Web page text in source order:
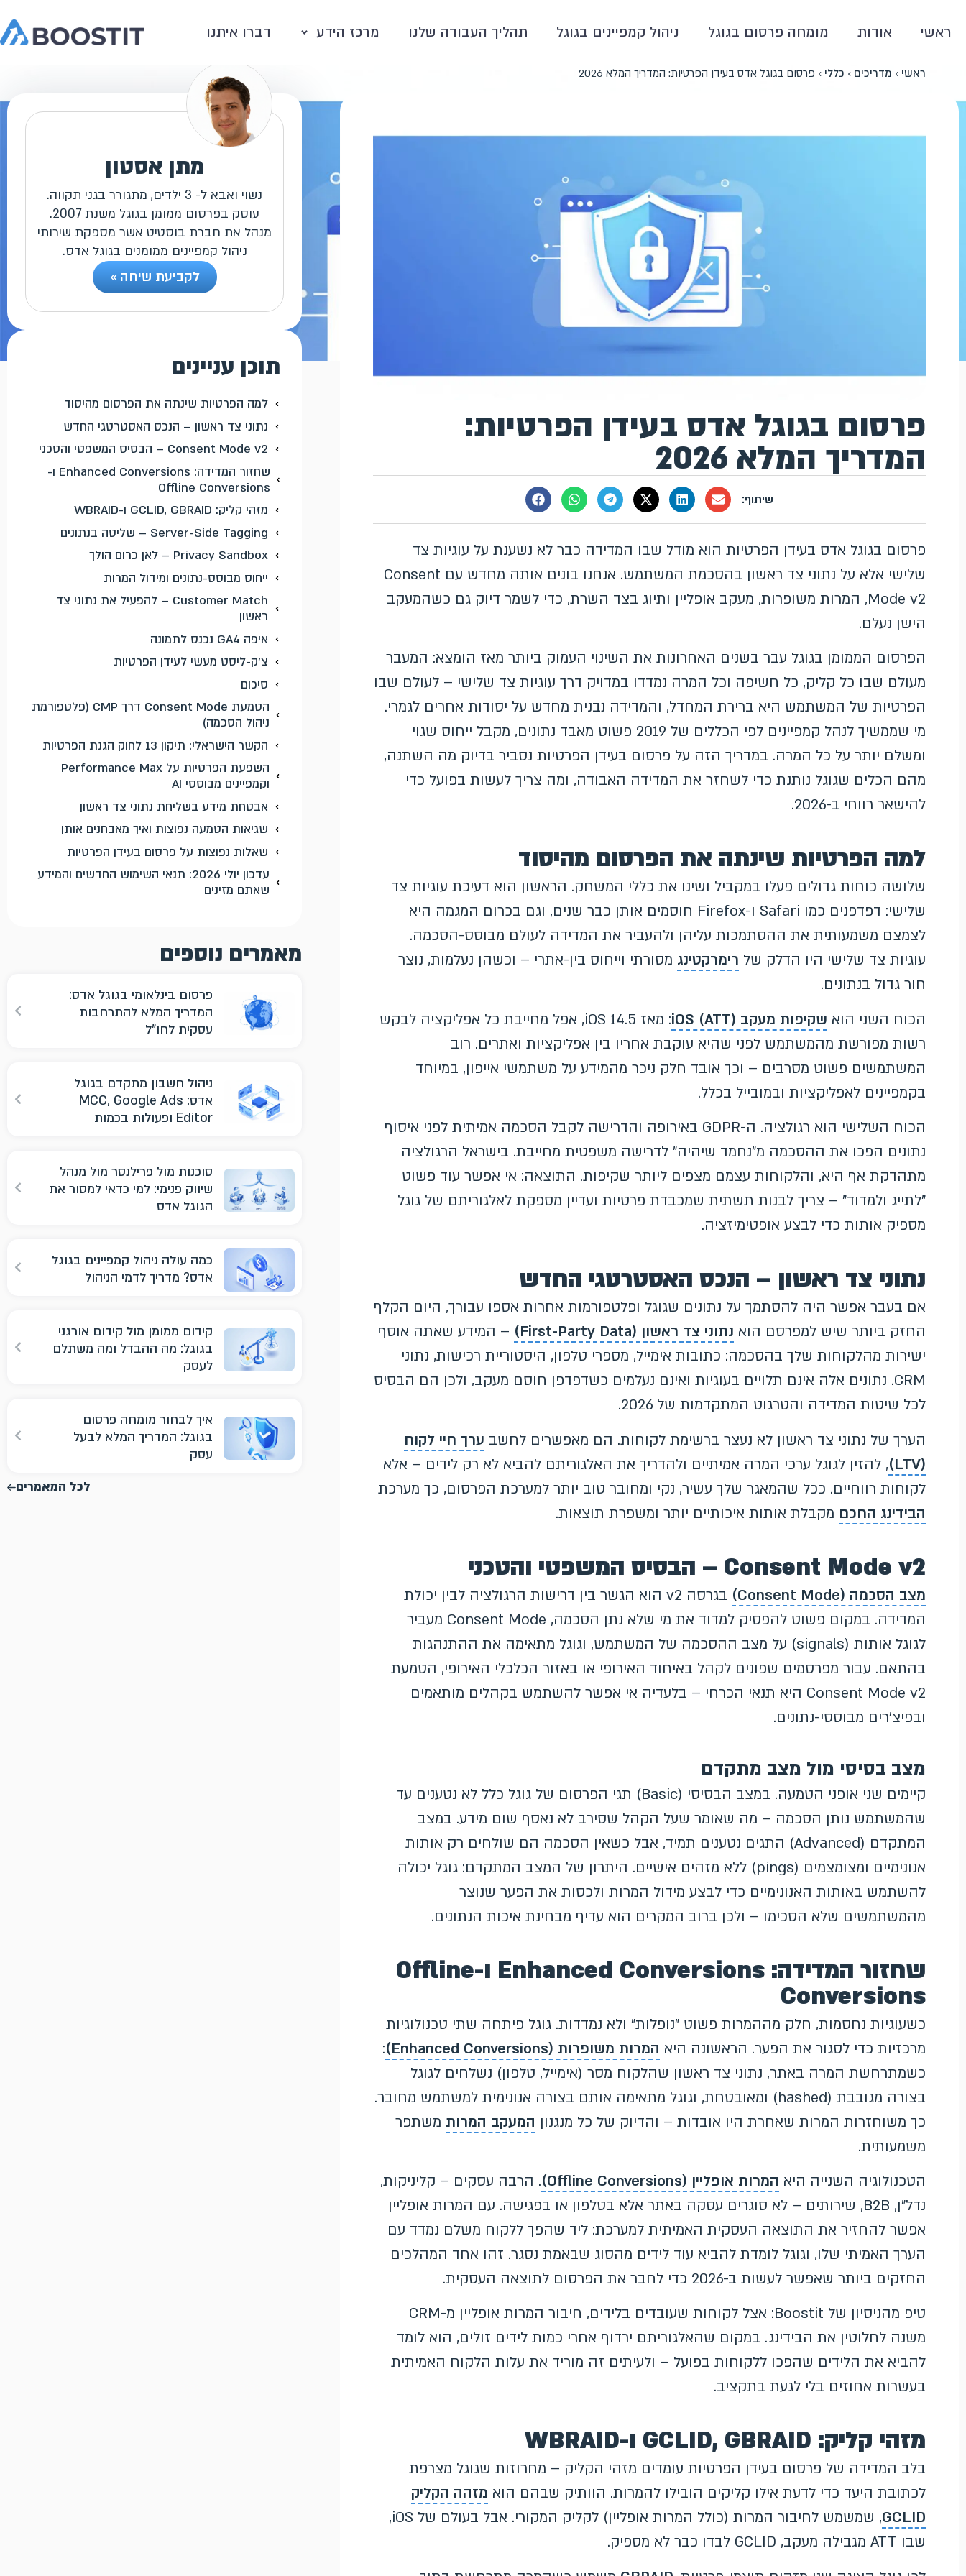
ראשי אודות מומחה פרסום בגוגל ניהול קמפיינים בגוגל תהליך העבודה שלנו מרכז הידע דברו איתנו
ראשי › מדריכים › כללי › פרסום בגוגל אדס בעידן הפרטיות: המדריך המלא 2026
פרסום בגוגל אדס בעידן הפרטיות:
המדריך המלא 2026
פרסום בגוגל אדס בעידן הפרטיות הוא מודל שבו המדידה כבר לא נשענת על עוגיות צד
שלישי אלא על נתוני צד ראשון בהסכמת המשתמש. אנחנו בונים אותה מחדש עם Consent
Mode v2, המרות משופרות, מעקב אופליין ותיוג בצד השרת, כדי לשמר דיוק גם כשהמעקב
הישן נעלם.
הפרסום הממומן בגוגל עבר בשנים האחרונות את השינוי העמוק ביותר מאז הומצא: המעבר
מעולם שבו כל קליק, כל חשיפה וכל המרה נמדדו במדויק דרך עוגיות צד שלישי – לעולם שבו
הפרטיות של המשתמש היא ברירת המחדל, והמדידה נבנית מחדש על יסודות אחרים לגמרי.
מי שממשיך לנהל קמפיינים לפי הכללים של 2019 פשוט מאבד נתונים, מקבל ייחוס שגוי
ומשלם יותר על כל המרה. במדריך הזה על פרסום בעידן הפרטיות נסביר בדיוק מה השתנה,
מהם הכלים שגוגל נותנת כדי לשחזר את המדידה האבודה, ומה צריך לעשות בפועל כדי
להישאר רווחי ב-2026.
למה הפרטיות שינתה את הפרסום מהיסוד
שלושה כוחות גדולים פעלו במקביל ושינו את כללי המשחק. הראשון הוא דעיכת עוגיות צד
שלישי: דפדפנים כמו Safari ו-Firefox חוסמים אותן כבר שנים, וגם בכרום המגמה היא
לצמצם משמעותית את ההסתמכות עליהן ולהעביר את המדידה לעולם מבוסס-הסכמה.
עוגיות צד שלישי היו הדלק של רימרקטינג מסורתי וייחוס בין-אתרי – וכשהן נעלמות, נוצר
חור גדול בנתונים.
הכוח השני הוא שקיפות מעקב iOS (ATT)
: מאז iOS 14.5, אפל מחייבת כל אפליקציה לבקש
רשות מפורשת מהמשתמש לפני שהיא עוקבת אחריו בין אפליקציות ואתרים. רוב
המשתמשים פשוט מסרבים – וכך אובד חלק ניכר מהמידע על משתמשי אייפון, במיוחד
בקמפיינים לאפליקציות ובמובייל בכלל.
הכוח השלישי הוא רגולציה. ה-GDPR באירופה והדרישה לקבל הסכמה אמיתית לפני איסוף
נתונים הפכו את ההסכמה מ"נחמד שיהיה" לדרישה משפטית מחייבת. בישראל הרגולציה
מתהדקת אף היא, והלקוחות עצמם מצפים ליותר שקיפות. התוצאה: אי אפשר עוד פשוט
"לתייג ולמדוד" – צריך לבנות תשתית שמכבדת פרטיות ועדיין מספקת לאלגוריתם של גוגל
מספיק אותות כדי לבצע אופטימיזציה.
נתוני צד ראשון – הנכס האסטרטגי החדש
אם בעבר אפשר היה להסתמך על נתונים שגוגל ופלטפורמות אחרות אספו עבורך, היום הקלף
החזק ביותר שיש למפרסם הוא נתוני צד ראשון (First-Party Data)
– המידע שאתה אוסף
ישירות מהלקוחות שלך בהסכמה: כתובות אימייל, מספרי טלפון, היסטוריית רכישות, נתוני
CRM. נתונים אלה אינם תלויים בעוגיות ואינם נעלמים כשדפדפן חוסם מעקב, ולכן הם הבסיס
לכל שיטות המדידה והטרגוט המתקדמות של 2026.
הערך של נתוני צד ראשון לא נעצר ברשימת לקוחות. הם מאפשרים לחשב ערך חיי לקוח
(LTV)
, להזין לגוגל ערכי המרה אמיתיים ולהדריך את האלגוריתם להביא לא רק לידים – אלא
לקוחות רווחיים. ככל שהמאגר שלך עשיר, נקי ומחובר טוב יותר למערכת הפרסום, כך מערכת
הבידינג החכם מקבלת אותות איכותיים יותר ומשפרת תוצאות.
Consent Mode v2 – הבסיס המשפטי והטכני
מצב הסכמה (Consent Mode)
בגרסה v2 הוא הגשר בין דרישות הרגולציה לבין יכולת
המדידה. במקום פשוט להפסיק למדוד את מי שלא נתן הסכמה, Consent Mode מעביר
לגוגל אותות (signals) על מצב ההסכמה של המשתמש, וגוגל מתאימה את ההתנהגות
בהתאם. עבור מפרסמים שפונים לקהל באיחוד האירופי או באזור הכלכלי האירופי, הטמעת
Consent Mode v2 היא תנאי הכרחי – בלעדיה אי אפשר להשתמש בקהלים מותאמים
ובפיצ'רים מבוססי-נתונים.
מצב בסיסי מול מצב מתקדם
קיימים שני אופני הטמעה. במצב הבסיסי (Basic) תגי הפרסום של גוגל כלל לא נטענים עד
שהמשתמש נותן הסכמה – מה שאומר שעל הקהל שסירב לא נאסף שום מידע. במצב
המתקדם (Advanced) התגים נטענים תמיד, אבל כשאין הסכמה הם שולחים רק אותות
אנונימיים ומצומצמים (pings) ללא מזהים אישיים. היתרון של המצב המתקדם: גוגל יכולה
להשתמש באותות האנונימיים כדי לבצע מידול המרות ולכסות את הפער שנוצר
מהמשתמשים שלא הסכימו – ולכן ברוב המקרים הוא עדיף מבחינת איכות הנתונים.
שחזור המדידה: Enhanced Conversions ו-Offline
Conversions
כשעוגיות נחסמות, חלק מההמרות פשוט "נופלות" ולא נמדדות. גוגל פיתחה שתי טכנולוגיות
מרכזיות כדי לסגור את הפער. הראשונה היא המרות משופרות (Enhanced Conversions)
:
כשמתרחשת המרה באתר, נתוני צד ראשון שהלקוח מסר (אימייל, טלפון) נשלחים לגוגל
בצורה מגובבת (hashed) ומאובטחת, וגוגל מתאימה אותם בצורה אנונימית למשתמש מחובר.
כך משוחזרות המרות שאחרת היו אובדות – והדיוק של כל מנגנון המעקב המרות משתפר
משמעותית.
הטכנולוגיה השנייה היא המרות אופליין (Offline Conversions)
. הרבה עסקים – קליניקות,
נדל"ן, B2B, שירותים – לא סוגרים עסקה באתר אלא בטלפון או בפגישה. עם המרות אופליין
אפשר להחזיר את התוצאה העסקית האמיתית למערכת: ליד שהפך ללקוח משלם נמדד עם
הערך האמיתי שלו, וגוגל לומדת להביא עוד לידים מהסוג שבאמת נסגר. זהו אחד המהלכים
החזקים ביותר שאפשר לעשות ב-2026 כדי לחבר את הפרסום לתוצאה העסקית.
טיפ מהניסיון של Boostit: אצל לקוחות שעובדים בלידים, חיבור המרות אופליין מ-CRM
משנה לחלוטין את הבידינג. במקום שהאלגוריתם ירדוף אחרי כמות לידים זולים, הוא לומד
להביא את הלידים שהפכו ללקוחות בפועל – ולעיתים זה מוריד את עלות הלקוח האמיתית
בעשרות אחוזים בלי לגעת בתקציב.
מזהי קליק: GCLID, GBRAID ו-WBRAID
בלב המדידה של פרסום בעידן הפרטיות עומדים מזהי הקליק – מחרוזות שגוגל מצרפת
לכתובת היעד כדי לדעת אילו קליקים הובילו להמרות. הוותיק שבהם הוא מזהה הקליק
GCLID
, שמשמש לחיבור המרות (כולל המרות אופליין) לקליק המקורי. אבל בעולם של iOS,
שבו ATT מגבילה מעקב, GCLID לבדו כבר לא מספיק.
מתן אסטון
נשוי ואבא ל- 3 ילדים, מתגורר בגני תקווה.
עוסק בפרסום ממומן בגוגל משנת 2007.
מנהל את חברת בוסטיט אשר מספקת שירותי
ניהול קמפיינים ממומנים בגוגל אדס.
לקביעת שיחה »
תוכן עניינים
למה הפרטיות שינתה את הפרסום מהיסוד
נתוני צד ראשון – הנכס האסטרטגי החדש
Consent Mode v2 – הבסיס המשפטי והטכני
שחזור המדידה: Enhanced Conversions ו-
Offline Conversions
מזהי קליק: GCLID, GBRAID ו-WBRAID
Server-Side Tagging – שליטה בנתונים
Privacy Sandbox – לאן כרום הולך
ייחוס מבוסס-נתונים ומידול המרות
Customer Match – להפעיל את נתוני צד
ראשון
איפה GA4 נכנס לתמונה
צ'ק-ליסט מעשי לעידן הפרטיות
סיכום
הטמעת Consent Mode דרך CMP (פלטפורמת
ניהול הסכמה)
הקשר הישראלי: תיקון 13 לחוק הגנת הפרטיות
השפעת הפרטיות על Performance Max
וקמפיינים מבוססי AI
אבטחת מידע בשליחת נתוני צד ראשון
שגיאות הטמעה נפוצות ואיך מאבחנים אותן
שאלות נפוצות על פרסום בעידן הפרטיות
עדכון יולי 2026: תנאי השימוש החדשים והמידע
שאתם מזינים
מאמרים נוספים
פרסום בינלאומי בגוגל אדס:
המדריך המלא להתרחבות
עסקית לחו"ל
ניהול חשבון מתקדם בגוגל
אדס: MCC, Google Ads
Editor ופעולות בכמות
סוכנות מול פרילנסר מול מנהל
שיווק פנימי: למי כדאי למסור את
הגוגל אדס
כמה עולה ניהול קמפיינים בגוגל
אדס? מדריך לדמי הניהול
קידום ממומן מול קידום אורגני
בגוגל: מה ההבדל ומה משתלם
לעסק
איך לבחור מומחה פרסום
בגוגל: המדריך המלא לבעל
עסק
לכל המאמרים